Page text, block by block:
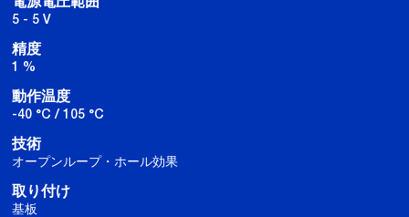
5 - 5 V
精度
1 %
動作温度
-40 °C / 105 °C
技術
オープンループ・ホール効果
取り付け
基板